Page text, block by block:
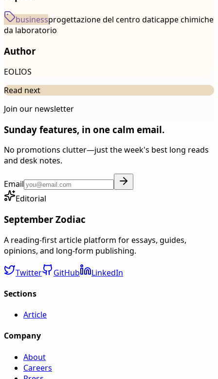
businessprogettazione del centro daticappe chimiche
da laboratorio
Author
EOLIOS
Read next
Join our newsletter
Sunday features, in one calm email.
No promotions clutter—just the week's best long reads
and desk notes.
Email
Editorial
September Zodiac
A reading-first article platform for essays, guides,
opinions, and long-form publishing.
Twitter GitHub
LinkedIn
Sections
Article
Company
About
Careers